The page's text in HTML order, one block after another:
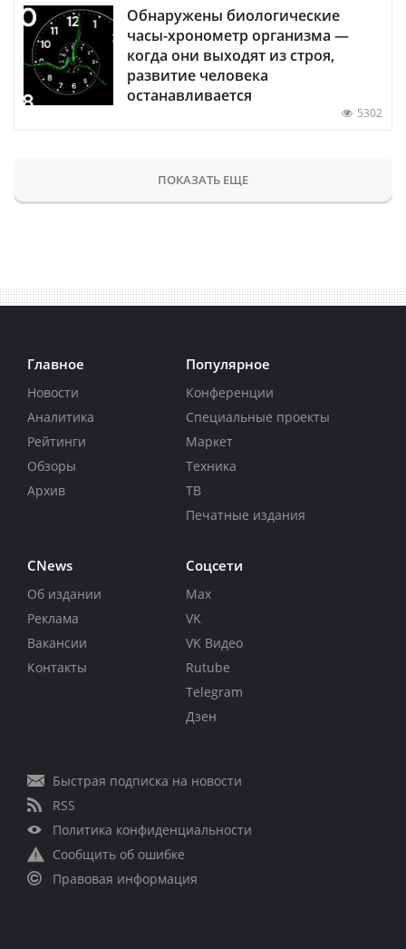
Обнаружены биологические
часы-хронометр организма —
когда они выходят из строя,
развитие человека
останавливается
5302
ПОКАЗАТЬ ЕЩЕ
Главное
Новости
Аналитика
Рейтинги
Обзоры
Архив
Популярное
Конференции
Специальные проекты
Маркет
Техника
ТВ
Печатные издания
CNews
Об издании
Реклама
Вакансии
Контакты
Соцсети
Max
VK
VK Видео
Rutube
Telegram
Дзен
Быстрая подписка на новости
RSS
Политика конфиденциальности
Сообщить об ошибке
Правовая информация